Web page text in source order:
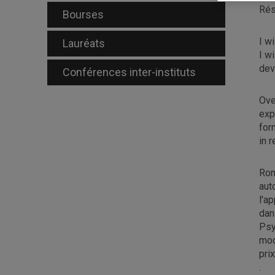
Bourses
Lauréats
Conférences inter-instituts
I
I
in
.